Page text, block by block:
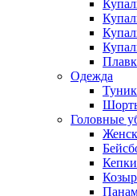
Одежда
Головные
Кепки